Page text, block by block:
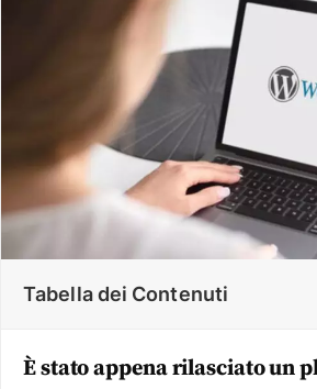
Tabella dei Contenuti
È stato appena rilasciato un